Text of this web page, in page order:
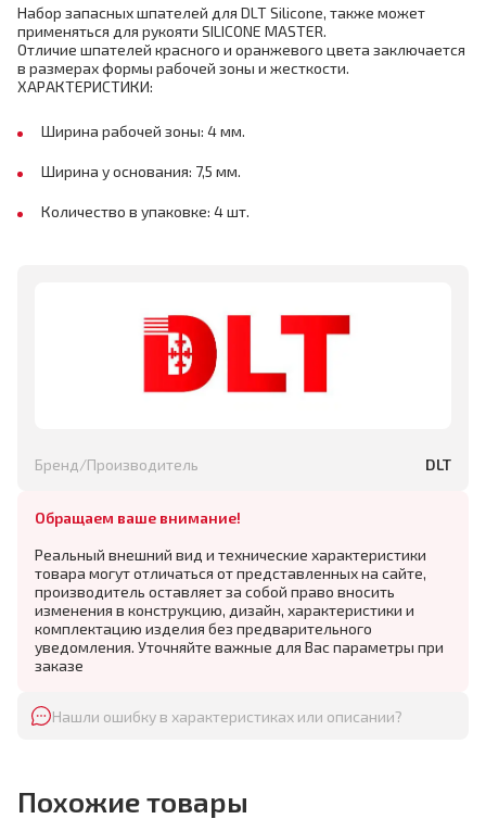
Набор запасных шпателей для DLT Silicone, также может
применяться для рукояти SILICONE MASTER.
Отличие шпателей красного и оранжевого цвета заключается
в размерах формы рабочей зоны и жесткости.
ХАРАКТЕРИСТИКИ:
Ширина рабочей зоны: 4 мм.
Ширина у основания: 7,5 мм.
Количество в упаковке: 4 шт.
Бренд/Производитель DLT
Обращаем ваше внимание!
Реальный внешний вид и технические характеристики
товара могут отличаться от представленных на сайте,
производитель оставляет за собой право вносить
изменения в конструкцию, дизайн, характеристики и
комплектацию изделия без предварительного
уведомления. Уточняйте важные для Вас параметры при
заказе
Нашли ошибку в характеристиках или описании?
Похожие товары